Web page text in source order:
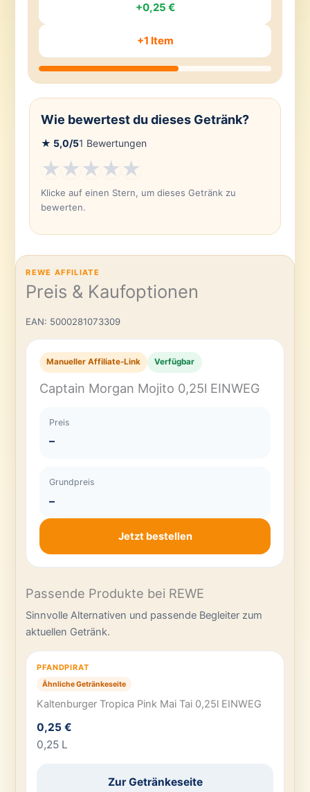
+0,25 €
+1 Item
Wie bewertest du dieses Getränk?
★ 5,0/51 Bewertungen
★★★★★
Klicke auf einen Stern, um dieses Getränk zu
bewerten.
REWE AFFILIATE
Preis & Kaufoptionen
EAN: 5000281073309
Manueller Affiliate-Link Verfügbar
Captain Morgan Mojito 0,25l EINWEG
Preis
–
Grundpreis
–
Jetzt bestellen
Passende Produkte bei REWE
Sinnvolle Alternativen und passende Begleiter zum
aktuellen Getränk.
PFANDPIRAT
Ähnliche Getränkeseite
Kaltenburger Tropica Pink Mai Tai 0,25l EINWEG
0,25 €
0,25 L
Zur Getränkeseite